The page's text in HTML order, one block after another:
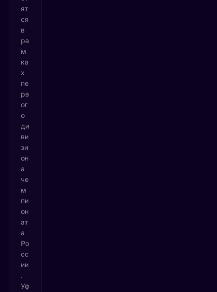
ят
ся
в
ра
м
ка
х
пе
рв
ог
о
ди
ви
зи
он
а
че
м
пи
он
ат
а
Ро
сс
ии
.
Уф